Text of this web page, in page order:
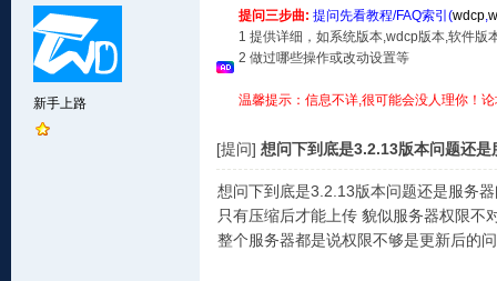
新手上路
提问三步曲: 提问先看教程/FAQ索引(wdcp,
1 提供详细，如系统版本,wdcp版本,软件版
2 做过哪些操作或改动设置等
温馨提示：信息不详,很可能会没人理你！
[提问] 想问下到底是3.2.13版本问题还
想问下到底是3.2.13版本问题还是服务
只有压缩后才能上传 貌似服务器权限不
整个服务器都是说权限不够是更新后的